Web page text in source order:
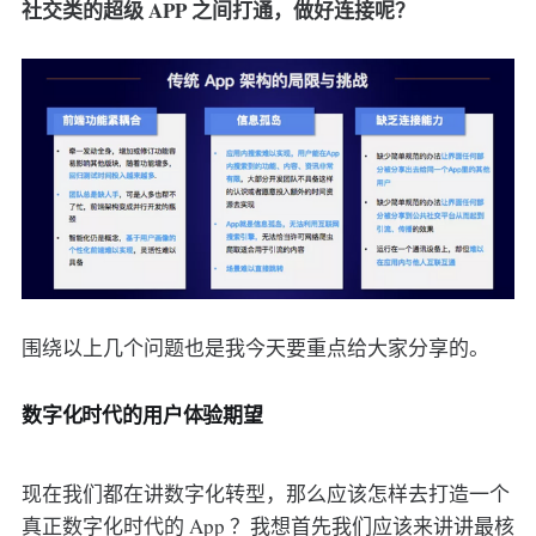
社交类的超级 APP 之间打通，做好连接呢？
围绕以上几个问题也是我今天要重点给大家分享的。
数字化时代的用户体验期望
现在我们都在讲数字化转型，那么应该怎样去打造一个
真正数字化时代的 App ？我想首先我们应该来讲讲最核